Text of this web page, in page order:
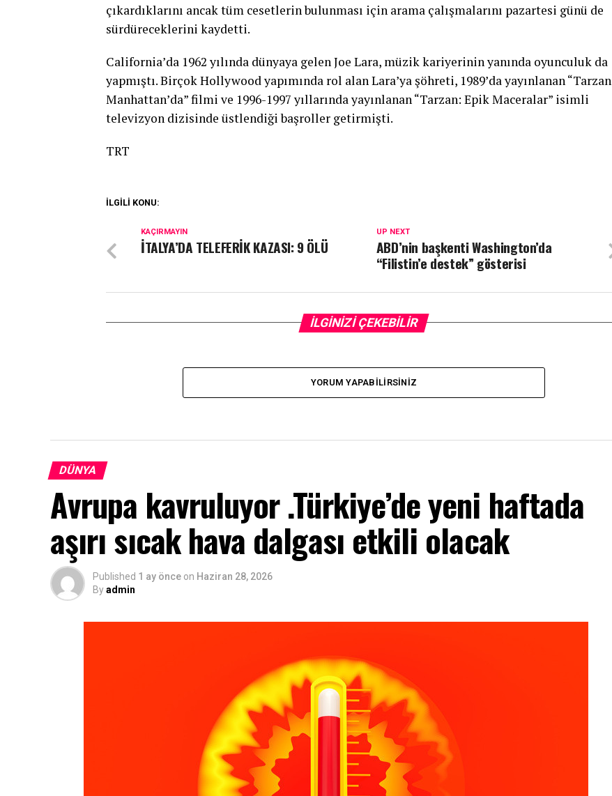
çıkardıklarını ancak tüm cesetlerin bulunması için arama çalışmalarını pazartesi günü de
sürdüreceklerini kaydetti.
California’da 1962 yılında dünyaya gelen Joe Lara, müzik kariyerinin yanında oyunculuk da
yapmıştı. Birçok Hollywood yapımında rol alan Lara’ya şöhreti, 1989’da yayınlanan “Tarzan
Manhattan’da” filmi ve 1996-1997 yıllarında yayınlanan “Tarzan: Epik Maceralar” isimli
televizyon dizisinde üstlendiği başroller getirmişti.
TRT
İLGİLİ KONU:
UP NEXT
ABD’nin başkenti Washington’da
“Filistin’e destek” gösterisi
KAÇIRMAYIN
İTALYA’DA TELEFERİK KAZASI: 9 ÖLÜ
İLGİNİZİ ÇEKEBİLİR
YORUM YAPABILIRSINIZ
DÜNYA
Avrupa kavruluyor .Türkiye’de yeni haftada
aşırı sıcak hava dalgası etkili olacak
Published 1 ay önce on Haziran 28, 2026
Byadmin